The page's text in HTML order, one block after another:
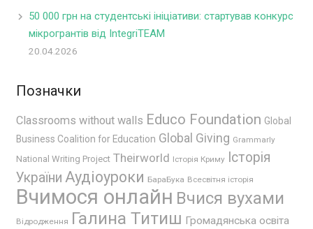
50 000 грн на студентські ініціативи: стартував конкурс
мікрогрантів від IntegriTEAM
20.04.2026
Позначки
Classrooms without walls Educo Foundation Global
Business Coalition for Education Global Giving Grammarly
National Writing Project Theirworld Історія Криму
Історія
України Аудіоуроки БараБука Всесвітня історія
Вчимося онлайн Вчися вухами
Відродження Галина Титиш Громадянська освіта